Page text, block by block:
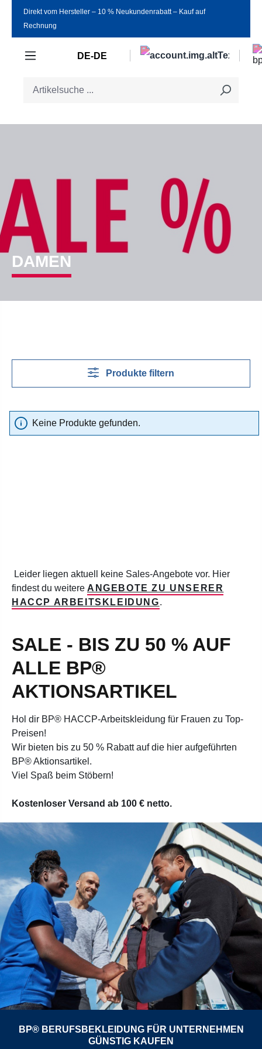
Zum Hauptinhalt springen
Direkt vom Hersteller ‒ 10 % Neukundenrabatt ‒ Kauf auf
Rechnung
DE-DE
DAMEN
Produkte filtern
Keine Produkte gefunden.
Leider liegen aktuell keine Sales-Angebote vor. Hier
findest du weitere ANGEBOTE ZU UNSERER
HACCP ARBEITSKLEIDUNG.
SALE - BIS ZU 50 % AUF
ALLE BP®
AKTIONSARTIKEL
Hol dir BP® HACCP-Arbeitskleidung für Frauen zu Top-
Preisen!
Wir bieten bis zu 50 % Rabatt auf die hier aufgeführten
BP® Aktionsartikel.
Viel Spaß beim Stöbern!
Kostenloser Versand ab 100 € netto.
BP® BERUFSBEKLEIDUNG FÜR UNTERNEHMEN
GÜNSTIG KAUFEN